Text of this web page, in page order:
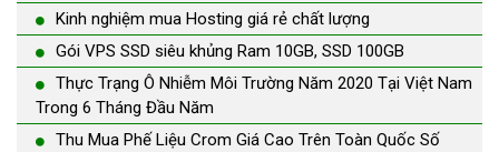
Kinh nghiệm mua Hosting giá rẻ chất lượng
Gói VPS SSD siêu khủng Ram 10GB, SSD 100GB
Thực Trạng Ô Nhiễm Môi Trường Năm 2020 Tại Việt Nam
Trong 6 Tháng Đầu Năm
Thu Mua Phế Liệu Crom Giá Cao Trên Toàn Quốc Số